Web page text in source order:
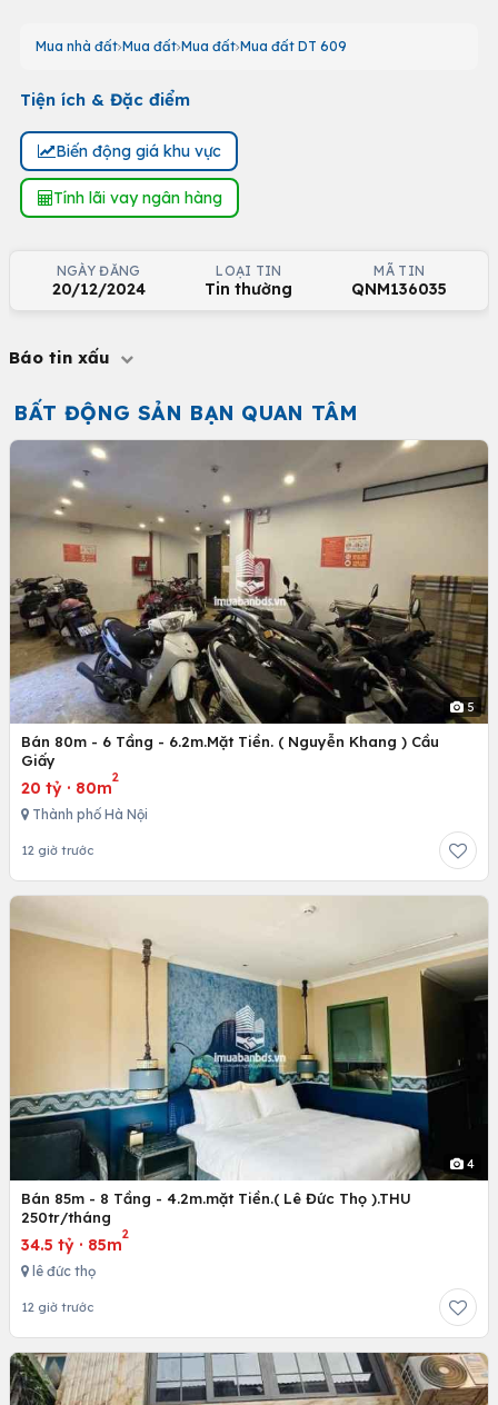
Mua nhà đất Mua đất Mua đất Mua đất DT 609
Tiện ích & Đặc điểm
Biến động giá khu vực
Tính lãi vay ngân hàng
NGÀY ĐĂNG
20/12/2024
LOẠI TIN
Tin thường
MÃ TIN
QNM136035
Báo tin xấu
BẤT ĐỘNG SẢN BẠN QUAN TÂM
5
Bán 80m - 6 Tầng - 6.2m.Mặt Tiền. ( Nguyễn Khang ) Cầu
Giấy
20 tỷ · 80m
2
Thành phố Hà Nội
12 giờ trước
4
Bán 85m - 8 Tầng - 4.2m.mặt Tiền.( Lê Đức Thọ ).THU
250tr/tháng
34.5 tỷ · 85m
2
lê đức thọ
12 giờ trước